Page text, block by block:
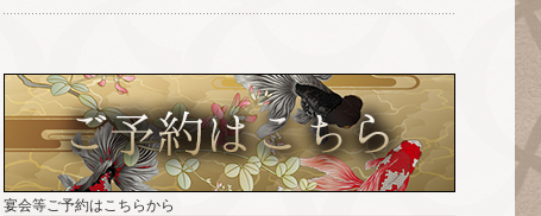
宴会等ご予約はこちらから